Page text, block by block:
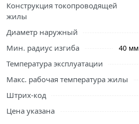
Ознакомьтесь с подробными
описанием и отзывами о товаре,
Конструкция токопроводящей
жилы
Диаметр наружный
Мин. радиус изгиба 40
Температура эксплуатации
Макс. рабочая температура жилы
Штрих-код
Цена указана